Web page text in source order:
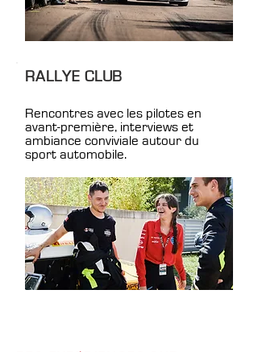
RALLYE CLUB
Rencontres avec les pilotes en
avant-première, interviews et
ambiance conviviale autour du
sport automobile.